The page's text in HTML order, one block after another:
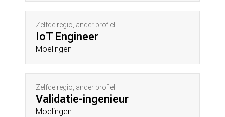
Zelfde regio, ander profiel
IoT Engineer
Moelingen
Zelfde regio, ander profiel
Validatie-ingenieur
Moelingen